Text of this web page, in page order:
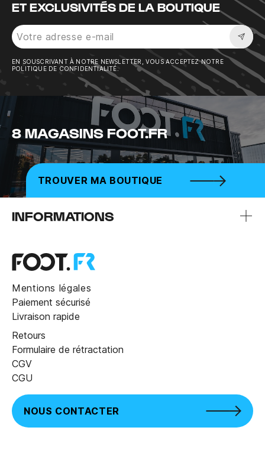
ET EXCLUSIVITÉS DE LA BOUTIQUE
EN SOUSCRIVANT À NOTRE NEWSLETTER, VOUS ACCEPTEZ NOTRE
POLITIQUE DE CONFIDENTIALITÉ.
8 MAGASINS FOOT.FR
TROUVER MA BOUTIQUE
INFORMATIONS
Mentions légales
Paiement sécurisé
Livraison rapide
Retours
Formulaire de rétractation
CGV
CGU
NOUS CONTACTER